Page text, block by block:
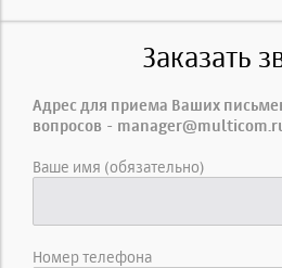
Заказать
Адрес для приема Ваших
вопросов -
Ваше имя (обязательно)
Номер телефона